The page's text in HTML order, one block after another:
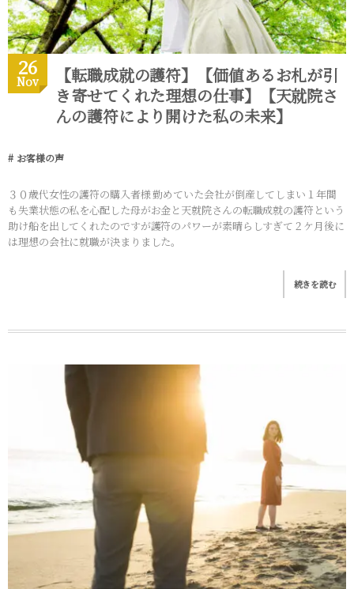
26
Nov
【転職成就の護符】【価値あるお札が引
き寄せてくれた理想の仕事】【天就院さ
んの護符により開けた私の未来】
お客様の声
３０歳代女性の護符の購入者様 勤めていた会社が倒産してしまい１年間
も失業状態の私を心配した母がお金と天就院さんの転職成就の護符という
助け船を出してくれたのですが護符のパワーが素晴らしすぎて２ケ月後に
は理想の会社に就職が決まりました。
続きを読む